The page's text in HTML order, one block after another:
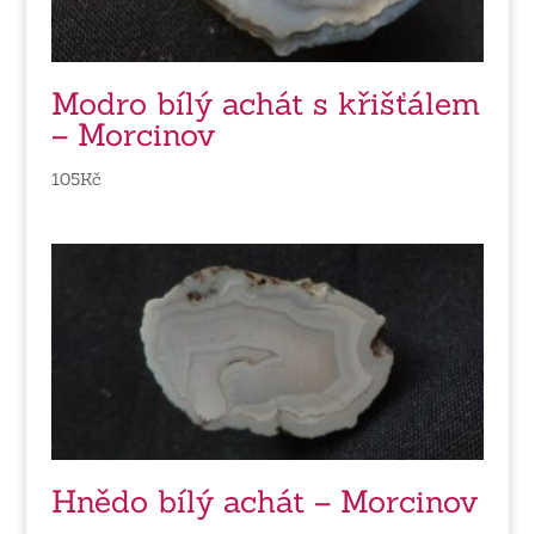
Modro bílý achát s křišťálem
– Morcinov
105Kč
Hnědo bílý achát – Morcinov